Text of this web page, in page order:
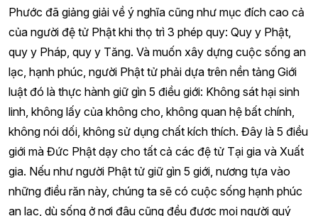
Phước đã giảng giải về ý nghĩa cũng như mục đích cao cả
của người đệ tử Phật khi thọ trì 3 phép quy: Quy y Phật,
quy y Pháp, quy y Tăng. Và muốn xây dựng cuộc sống an
lạc, hạnh phúc, người Phật tử phải dựa trên nền tảng Giới
luật đó là thực hành giữ gìn 5 điều giới: Không sát hại sinh
linh, không lấy của không cho, không quan hệ bất chính,
không nói dối, không sử dụng chất kích thích. Đây là 5 điều
giới mà Đức Phật dạy cho tất cả các đệ tử Tại gia và Xuất
gia. Nếu như người Phật tử giữ gìn 5 giới, nương tựa vào
những điều răn này, chúng ta sẽ có cuộc sống hạnh phúc
an lạc, dù sống ở nơi đâu cũng đều được mọi người quý